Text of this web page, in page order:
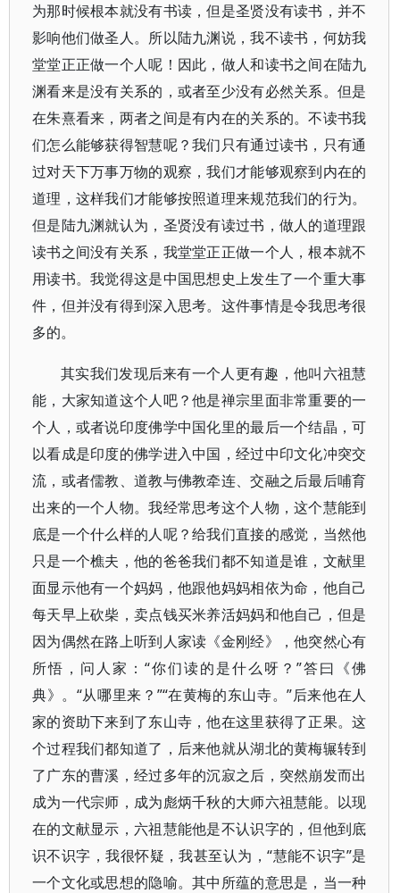
为那时候根本就没有书读，但是圣贤没有读书，并不
影响他们做圣人。所以陆九渊说，我不读书，何妨我
堂堂正正做一个人呢！因此，做人和读书之间在陆九
渊看来是没有关系的，或者至少没有必然关系。但是
在朱熹看来，两者之间是有内在的关系的。不读书我
们怎么能够获得智慧呢？我们只有通过读书，只有通
过对天下万事万物的观察，我们才能够观察到内在的
道理，这样我们才能够按照道理来规范我们的行为。
但是陆九渊就认为，圣贤没有读过书，做人的道理跟
读书之间没有关系，我堂堂正正做一个人，根本就不
用读书。我觉得这是中国思想史上发生了一个重大事
件，但并没有得到深入思考。这件事情是令我思考很
多的。
其实我们发现后来有一个人更有趣，他叫六祖慧
能，大家知道这个人吧？他是禅宗里面非常重要的一
个人，或者说印度佛学中国化里的最后一个结晶，可
以看成是印度的佛学进入中国，经过中印文化冲突交
流，或者儒教、道教与佛教牵连、交融之后最后哺育
出来的一个人物。我经常思考这个人物，这个慧能到
底是一个什么样的人呢？给我们直接的感觉，当然他
只是一个樵夫，他的爸爸我们都不知道是谁，文献里
面显示他有一个妈妈，他跟他妈妈相依为命，他自己
每天早上砍柴，卖点钱买米养活妈妈和他自己，但是
因为偶然在路上听到人家读《金刚经》，他突然心有
所悟，问人家：“你们读的是什么呀？”答曰《佛
典》。“从哪里来？”“在黄梅的东山寺。”后来他在人
家的资助下来到了东山寺，他在这里获得了正果。这
个过程我们都知道了，后来他就从湖北的黄梅辗转到
了广东的曹溪，经过多年的沉寂之后，突然崩发而出
成为一代宗师，成为彪炳千秋的大师六祖慧能。以现
在的文献显示，六祖慧能他是不认识字的，但他到底
识不识字，我很怀疑，我甚至认为，“慧能不识字”是
一个文化或思想的隐喻。其中所蕴的意思是，当一种